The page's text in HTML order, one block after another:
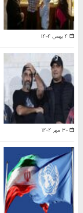
۴ بهمن ۱۴۰۴
۳۰ مهر ۱۴۰۴